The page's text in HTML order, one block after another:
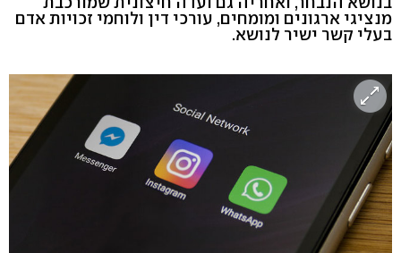
מנציגי ארגונים ומומחים, עורכי דין ולוחמי זכויות אדם
בעלי קשר ישיר לנושא.